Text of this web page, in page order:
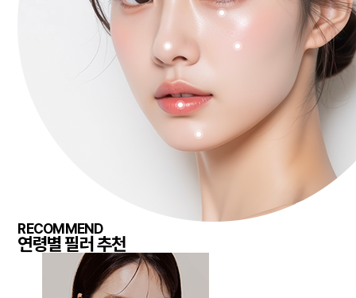
RECOMMEND
연령별 필러 추천